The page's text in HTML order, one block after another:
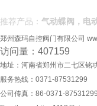
推荐产品： 气动蝶阀，电
郑州森玛自控阀门有限公司
访问量：407159
地址：河南省郑州市二七区铭
服务热线：0371-87531299
公司传真：86-0371-87531299